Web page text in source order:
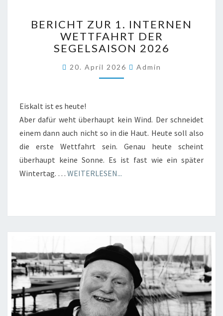
ZUR
1.
INTERNEN
DER
SEGELSAISON
BERICHT ZUR 1. INTERNEN
WETTFAHRT DER
SEGELSAISON 2026
20. April 2026 Admin
Eiskalt ist es heute!
Aber dafür weht überhaupt kein Wind. Der schneidet
einem dann auch nicht so in die Haut. Heute soll also
die erste Wettfahrt sein. Genau heute scheint
überhaupt keine Sonne. Es ist fast wie ein später
Wintertag. … WEITERLESEN...